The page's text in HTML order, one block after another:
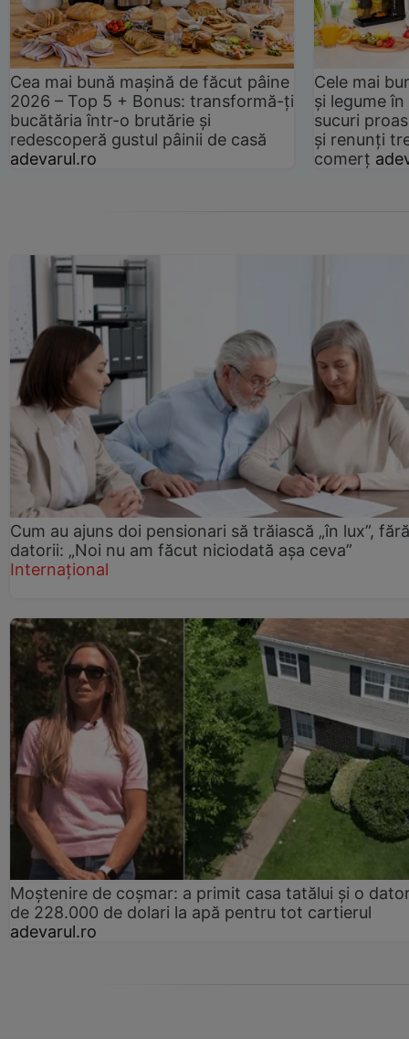
Cea mai bună mașină de făcut pâine
2026 – Top 5 + Bonus: transformă-ți
bucătăria într-o brutărie și
redescoperă gustul pâinii de casă
adevarul.ro
Cele mai
și legume
sucuri
și renunți
comerț
Cum au ajuns doi pensionari să trăiască „în lux”, fără
datorii: „Noi nu am făcut niciodată așa ceva”
Internațional
Moștenire de coșmar: a primit casa tatălui și o
de 228.000 de dolari la apă pentru tot cartierul
adevarul.ro